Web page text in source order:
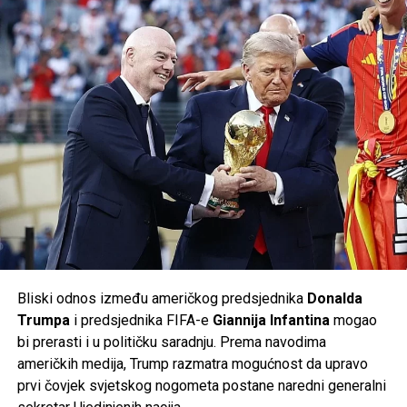
sredstva. Prema procjenama povjerilaca, Varti su već sada
potrebne desetine miliona eura kako bi nastavila redovno
poslovanje, uz dodatna višemilionska ulaganja koja će biti
neophodna u narednim godinama.
Post
Share
Tweet Share
Mail
fabrike u Njemačkoj. To bi bilo dodatno smanjenje uz već
ranije najavljeni plan prema kojem bi do2030. godine
trebalo biti ugašeno još50.000 radnih mjestau okviru
grupacije.
Planovi uprave naišli su na snažan otpor sindikata i
radničkog vijeća, ali i vlasti savezne pokrajine
Donja
Saska, koja posjeduje oko 20 posto udjela
u
Volkswagenu i ima značajan utjecaj u nadzornom odboru
kompanije. Prema njemačkim medijima, odbor je u početnoj
fazi odbio dio predloženih mjera.
Volkswagen je ranije potvrdio da će do kraja decenije u
35.000biti u matičnom brendu Volkswagen, dok će
ostatak biti raspoređen na kompanije unutar grupacije,
uključujući AudiiPorsche. Do sada je više od37.000
zaposlenihveć prihvatilo programe dobrovoljnog odlaska
iz kompanije.
Bliski odnos između američkog predsjednika Donalda
Trumpa i predsjednika FIFA-e Giannija Infantina mogao
bi prerasti i u političku saradnju. Prema navodima
američkih medija, Trump razmatra mogućnost da upravo
prvi čovjek svjetskog nogometa postane naredni generalni